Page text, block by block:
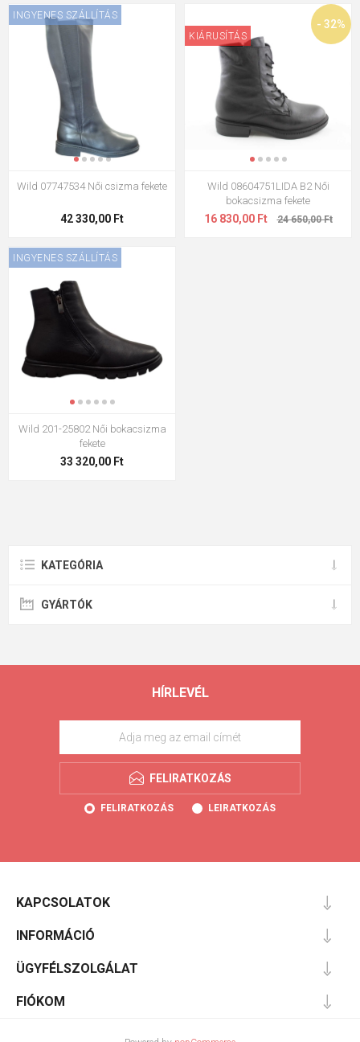
INGYENES SZÁLLÍTÁS
Wild 07747534 Női csizma fekete
42 330,00 Ft
- 32%
KIÁRUSÍTÁS
Wild 08604751LIDA B2 Női
bokacsizma fekete
16 830,00 Ft 24 650,00 Ft
INGYENES SZÁLLÍTÁS
Wild 201-25802 Női bokacsizma
fekete
33 320,00 Ft
KATEGÓRIA
GYÁRTÓK
HÍRLEVÉL
FELIRATKOZÁS
FELIRATKOZÁS LEIRATKOZÁS
KAPCSOLATOK
INFORMÁCIÓ
ÜGYFÉLSZOLGÁLAT
FIÓKOM